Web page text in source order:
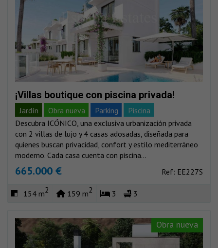
¡Villas boutique con piscina privada!
Jardín Obra nueva Parking
Piscina
Vistas al mar
Vistas montañas
Descubra ICÓNICO, una exclusiva urbanización privada
con 2 villas de lujo y 4 casas adosadas, diseñada para
quienes buscan privacidad, confort y estilo mediterráneo
moderno. Cada casa cuenta con piscina...
665.000 € Ref: EE227S
154 m2 159 m2 3 3
Obra nueva